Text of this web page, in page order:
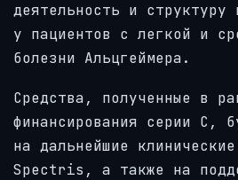
деятельность и структуру
у пациентов с легкой и
болезни Альцгеймера.
Средства, полученные в
финансирования серии C,
на дальнейшие
Spectris, а также на